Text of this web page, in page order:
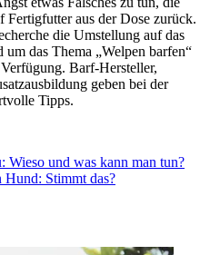
Fertigfutter aus der Dose zurück.
die Umstellung auf das
das Thema „Welpen barfen“
Barf-Hersteller,
geben bei der
Tipps.
und was kann man tun?
Stimmt das?